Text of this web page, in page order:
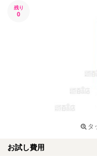
残り
0
タ
お試し費用